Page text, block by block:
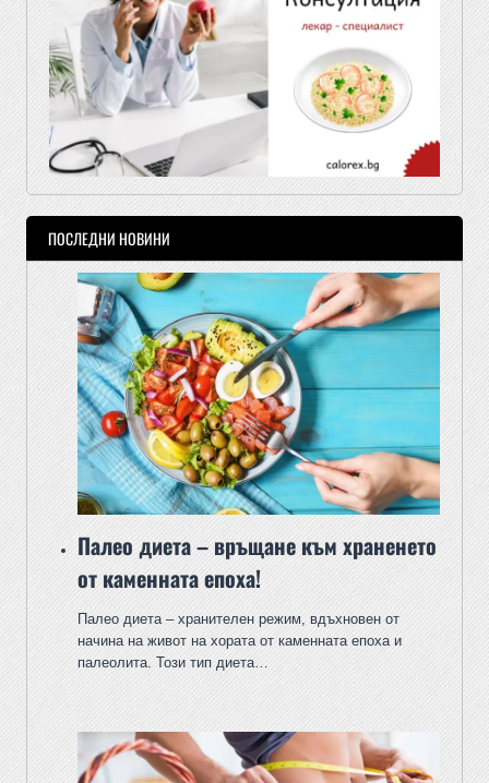
ПОСЛЕДНИ НОВИНИ
Палео диета – връщане към храненето
от каменната епоха!
Палео диета – хранителен режим, вдъхновен от
начина на живот на хората от каменната епоха и
палеолита. Този тип диета…